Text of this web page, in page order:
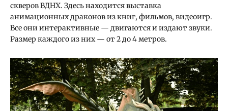
скверов ВДНХ. Здесь находится выставка
анимационных драконов из книг, фильмов, видеоигр.
Все они интерактивные — двигаются и издают звуки.
Размер каждого из них — от 2 до 4 метров.